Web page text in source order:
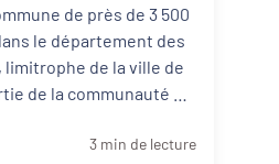
pour l’emploi
de près de 3 500
le département des
limitrophe de la ville de
de la communauté de
3 min de lecture